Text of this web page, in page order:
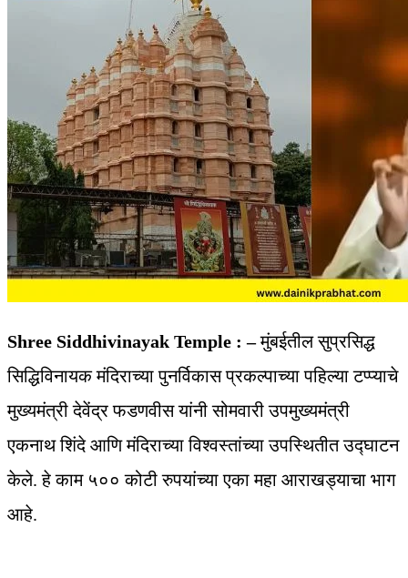
Shree Siddhivinayak Temple : –मुंबईतील सुप्रसिद्ध
सिद्धिविनायक मंदिराच्या पुनर्विकास प्रकल्पाच्या पहिल्या टप्प्याचे
मुख्यमंत्री देवेंद्र फडणवीस यांनी सोमवारी उपमुख्यमंत्री
एकनाथ शिंदे आणि मंदिराच्या विश्वस्तांच्या उपस्थितीत उद्घाटन
केले. हे काम ५०० कोटी रुपयांच्या एका महा आराखड्याचा भाग
आहे.